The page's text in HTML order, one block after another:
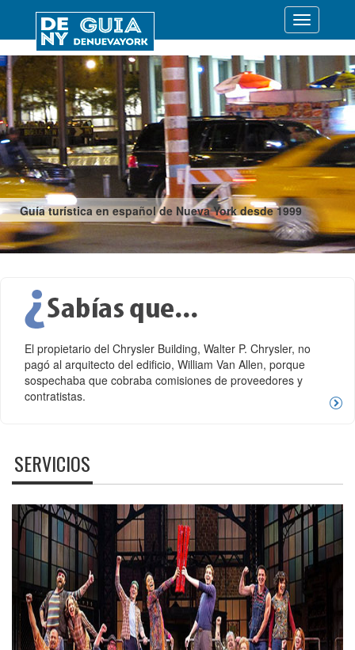
Guía turística en español de Nueva York desde 1999
Desplegar
El propietario del Chrysler Building, Walter P. Chrysler, no
pagó al arquitecto del edificio, William Van Allen, porque
sospechaba que cobraba comisiones de proveedores y
contratistas.
SERVICIOS
Previous Next